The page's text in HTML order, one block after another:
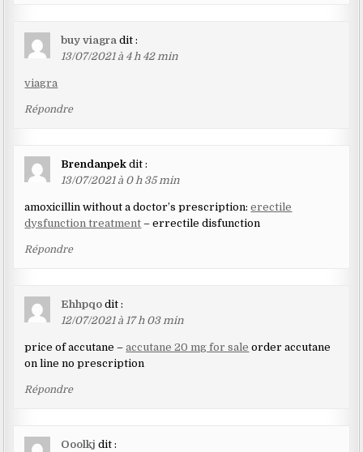
buy viagra dit :
13/07/2021 à 4 h 42 min
viagra
Répondre
Brendanpek dit :
13/07/2021 à 0 h 35 min
amoxicillin without a doctor’s prescription:erectile
dysfunction treatment – errectile disfunction
Répondre
Ehhpqo dit :
12/07/2021 à 17 h 03 min
price of accutane –accutane 20 mg for sale order accutane
on line no prescription
Répondre
Ooolkj dit :